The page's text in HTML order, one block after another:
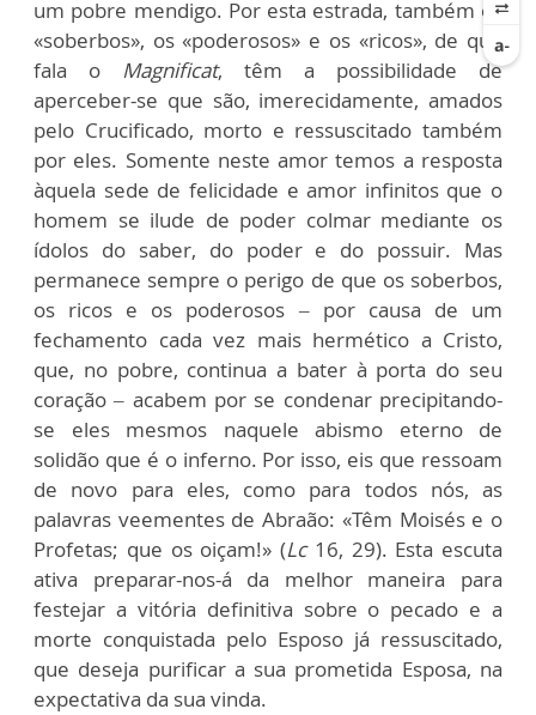
um pobre mendigo. Por esta estrada, também os
«soberbos», os «poderosos» e os «ricos», de que
fala o
Magnificat, têm a possibilidade de
aperceber-se que são, imerecidamente, amados
pelo Crucificado, morto e ressuscitado também
por eles. Somente neste amor temos a resposta
àquela sede de felicidade e amor infinitos que o
homem se ilude de poder colmar mediante os
ídolos do saber, do poder e do possuir. Mas
permanece sempre o perigo de que os soberbos,
os ricos e os poderosos – por causa de um
fechamento cada vez mais hermético a Cristo,
que, no pobre, continua a bater à porta do seu
coração – acabem por se condenar precipitando-
se eles mesmos naquele abismo eterno de
solidão que é o inferno. Por isso, eis que ressoam
de novo para eles, como para todos nós, as
palavras veementes de Abraão: «Têm Moisés e o
Profetas; que os oiçam!» (Lc 16, 29). Esta escuta
ativa preparar-nos-á da melhor maneira para
festejar a vitória definitiva sobre o pecado e a
morte conquistada pelo Esposo já ressuscitado,
que deseja purificar a sua prometida Esposa, na
expectativa da sua vinda.